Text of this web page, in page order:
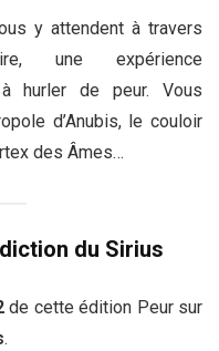
y attendent à travers
une expérience
hurler de peur. Vous
d’Anubis, le couloir
des Âmes…
du Sirius
de cette édition Peur sur
.